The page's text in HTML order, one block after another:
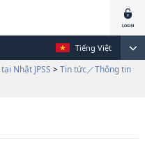
Tiếng Việt
Nhật JPSS > Tin tức／Thông tin